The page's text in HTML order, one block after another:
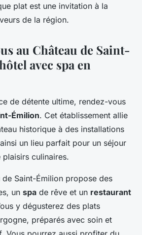
plat est une invitation à la
de la région.
au Château de Saint-
avec spa en
de détente ultime, rendez-vous
Émilion. Cet établissement allie
historique à des installations
un lieu parfait pour un séjour
culinaires.
de Saint-Émilion propose des
un spa de rêve et un restaurant
y dégusterez des plats
préparés avec soin et